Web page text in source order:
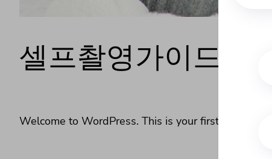
셀프촬영가이드 홈
Welcome to WordPress. This is your first post. Edit